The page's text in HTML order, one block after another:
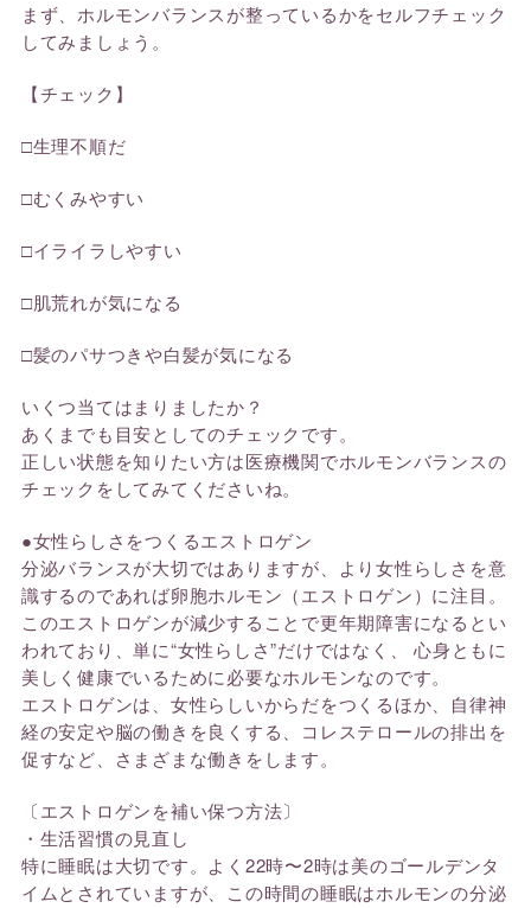
まず、ホルモンバランスが整っているかをセルフチェック
してみましょう。
【チェック】
□生理不順だ
□むくみやすい
□イライラしやすい
□肌荒れが気になる
□髪のパサつきや白髪が気になる
いくつ当てはまりましたか？
あくまでも目安としてのチェックです。
正しい状態を知りたい方は医療機関でホルモンバランスの
チェックをしてみてくださいね。
●女性らしさをつくるエストロゲン
分泌バランスが大切ではありますが、より女性らしさを意
識するのであれば卵胞ホルモン（エストロゲン）に注目。
このエストロゲンが減少することで更年期障害になるとい
われており、単に“女性らしさ”だけではなく、 心身ともに
美しく健康でいるために必要なホルモンなのです。
エストロゲンは、女性らしいからだをつくるほか、自律神
経の安定や脳の働きを良くする、コレステロールの排出を
促すなど、さまざまな働きをします。
〔エストロゲンを補い保つ方法〕
・生活習慣の見直し
特に睡眠は大切です。よく22時〜2時は美のゴールデンタ
イムとされていますが、この時間の睡眠はホルモンの分泌